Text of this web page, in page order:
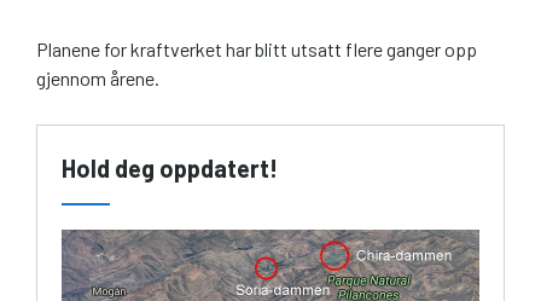
Planene for kraftverket har blitt utsatt flere ganger opp
gjennom årene.
Hold deg oppdatert!